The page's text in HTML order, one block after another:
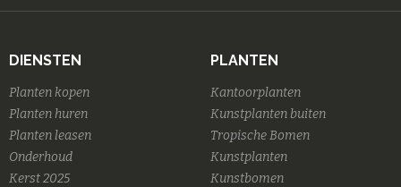
DIENSTEN
Planten kopen
Planten huren
Planten leasen
Onderhoud
Kerst 2025
PLANTEN
Kantoorplanten
Kunstplanten buiten
Tropische Bomen
Kunstplanten
Kunstbomen